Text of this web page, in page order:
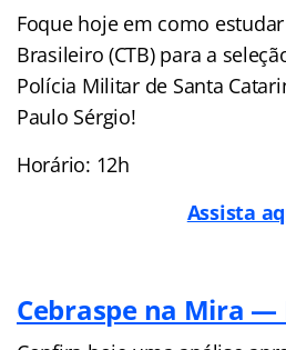
Foque hoje em como
Brasileiro (CTB) para a
Polícia Militar de Santa
Paulo Sérgio!
Horário: 12h
Assista
Cebraspe na Mira —